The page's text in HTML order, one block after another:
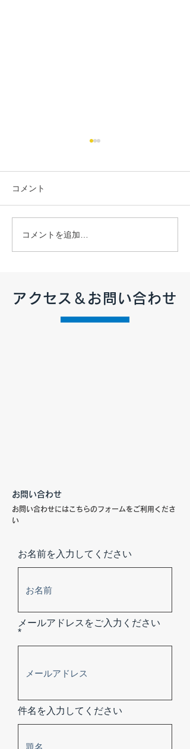
【2026年7月 定休日のお
知らせ】
コメント
コメントを追加…
アクセス＆お問い合わせ
お問い合わせ
お問い合わせにはこちらのフォームをご利用くださ
い
お名前を入力してください
メールアドレスをご入力ください
件名を入力してください